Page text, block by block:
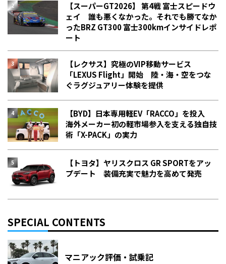
【スーパーGT2026】 第4戦 富士スピードウ
ェイ 誰も悪くなかった。それでも勝てなか
った――BRZ GT300 富士300kmインサイドレポ
ート
【レクサス】究極のVIP移動サービス
「LEXUS Flight」開始 陸・海・空をつな
ぐラグジュアリー体験を提供
【BYD】日本専用軽EV「RACCO」を投入
海外メーカー初の軽市場参入を支える独自技
術「X-PACK」の実力
【トヨタ】ヤリスクロス GR SPORTをアッ
プデート 装備充実で魅力を高めて発売
SPECIAL CONTENTS
マニアック評価・試乗記